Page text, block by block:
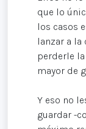
que lo
los casos
lanzar a
perderle
mayor de
Y eso no
guardar -